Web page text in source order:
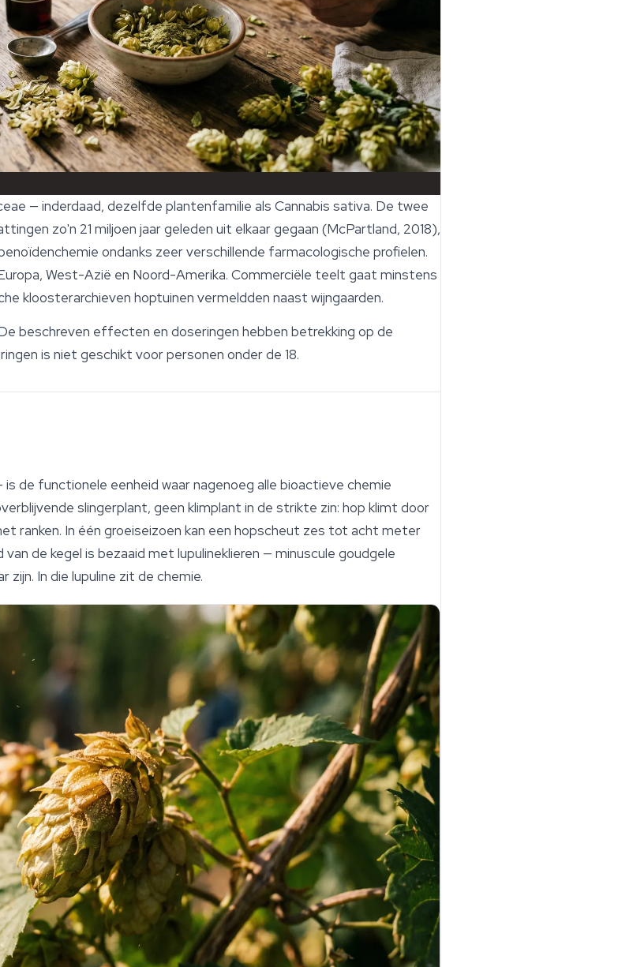
— inderdaad, dezelfde plantenfamilie als Cannabis sativa. De twee
zo'n 21 miljoen jaar geleden uit elkaar gegaan (McPartland, 2018),
ondanks zeer verschillende farmacologische profielen.
West-Azië en Noord-Amerika. Commerciële teelt gaat minstens
kloosterarchieven hoptuinen vermeldden naast wijngaarden.
beschreven effecten en doseringen hebben betrekking op de
is niet geschikt voor personen onder de 18.
de functionele eenheid waar nagenoeg alle bioactieve chemie
slingerplant, geen klimplant in de strikte zin: hop klimt door
ranken. In één groeiseizoen kan een hopscheut zes tot acht meter
de kegel is bezaaid met lupulineklieren — minuscule goudgele
In die lupuline zit de chemie.